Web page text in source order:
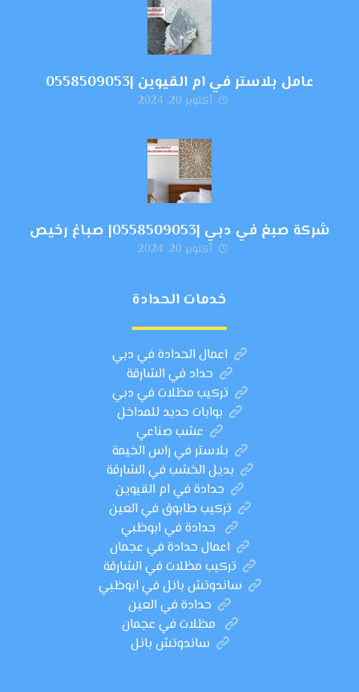
عامل بلاستر في ام القيوين |0558509053
أكتوبر 20, 2024
شركة صبغ في دبي |0558509053| صباغ رخيص
أكتوبر 20, 2024
خدمات الحدادة
اعمال الحدادة في دبي
حداد في الشارقة
تركيب مظلات في دبي
بوابات حديد للمداخل
عشب صناعي
بلاستر في راس الخيمة
بديل الخشب في الشارقة
حدادة في ام القيوين
تركيب طابوق في العين
حدادة في ابوظبي
اعمال حدادة في عجمان
تركيب مظلات في الشارقة
ساندوتش بانل في ابوظبي
حدادة في العين
مظلات في عجمان
ساندوتش بانل